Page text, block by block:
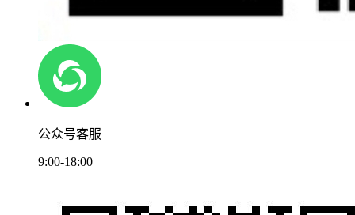
公众号客服
9:00-18:00